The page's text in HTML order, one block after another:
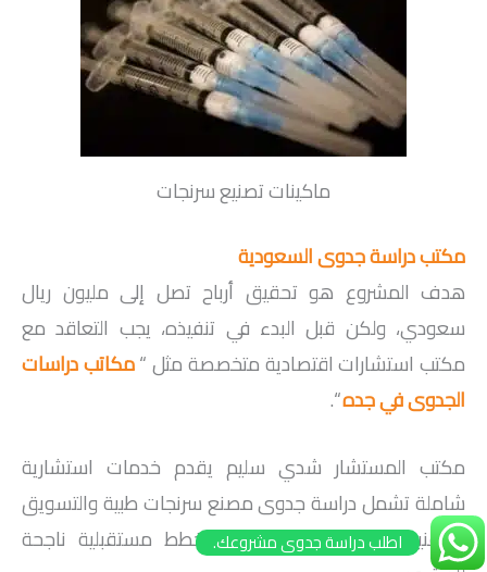
ماكينات تصنيع سرنجات
مكتب دراسة جدوى السعودية
هدف المشروع هو تحقيق أرباح تصل إلى مليون ريال
سعودي، ولكن قبل البدء في تنفيذه، يجب التعاقد مع
مكتب استشارات اقتصادية متخصصة مثل “مكاتب دراسات
الجدوى في جده“.
مكتب المستشار شدي سليم يقدم خدمات استشارية
شاملة تشمل دراسة جدوى مصنع سرنجات طبية والتسويق
والتقنية، مما يسهم في وضع خطط مستقبلية ناجحة
اطلب دراسة جدوى مشروعك.